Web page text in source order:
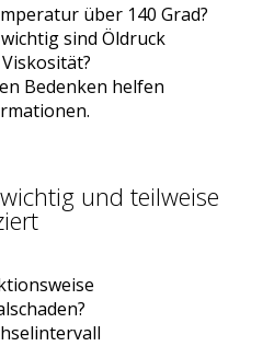
über 140 Grad?
sind Öldruck
Bedenken helfen
und teilweise